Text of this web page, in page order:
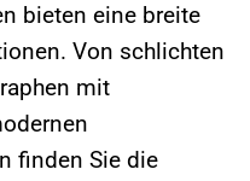
bieten eine breite
Von schlichten
mit
finden Sie die